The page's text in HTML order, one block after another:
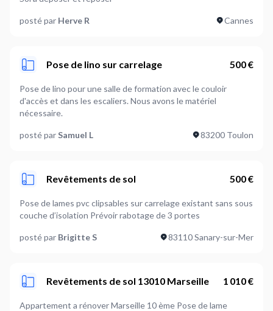
posté par Herve R Cannes
Pose de lino sur carrelage 500 €
Pose de lino pour une salle de formation avec le couloir
d'accès et dans les escaliers. Nous avons le matériel
nécessaire.
posté par Samuel L 83200 Toulon
Revêtements de sol 500 €
Pose de lames pvc clipsables sur carrelage existant sans sous
couche d’isolation Prévoir rabotage de 3 portes
posté par Brigitte S 83110 Sanary-sur-Mer
Revêtements de sol 13010 Marseille 1 010 €
Appartement a rénover Marseille 10 ème Pose de lame